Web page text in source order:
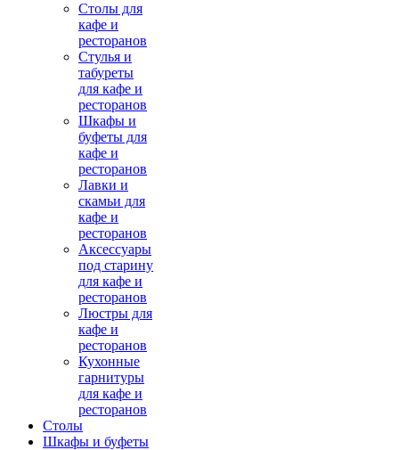
Столы для
кафе и
ресторанов
Стулья и
табуреты
для кафе и
ресторанов
Шкафы и
буфеты для
кафе и
ресторанов
Лавки и
скамьи для
кафе и
ресторанов
Аксессуары
под старину
для кафе и
ресторанов
Люстры для
кафе и
ресторанов
Кухонные
гарнитуры
для кафе и
ресторанов
Столы
Шкафы и буфеты